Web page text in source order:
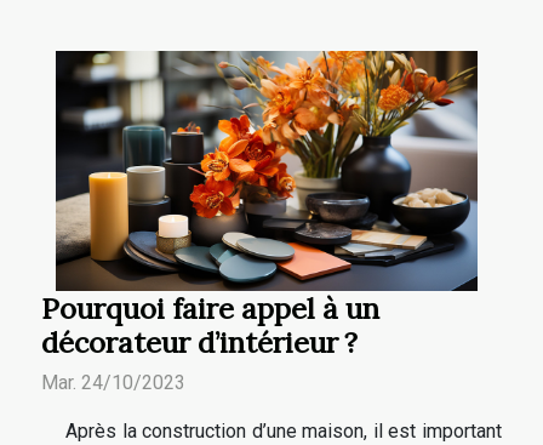
Pourquoi faire appel à un
décorateur d’intérieur ?
Mar. 24/10/2023
Après la construction d’une maison, il est important